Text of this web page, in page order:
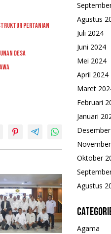
Pertanian
Desa
Agustus
Juli 2024
Juni 2024
Mei 2024
April 2024
Maret
Februari
Januari
Oktober
Agustus
Agama